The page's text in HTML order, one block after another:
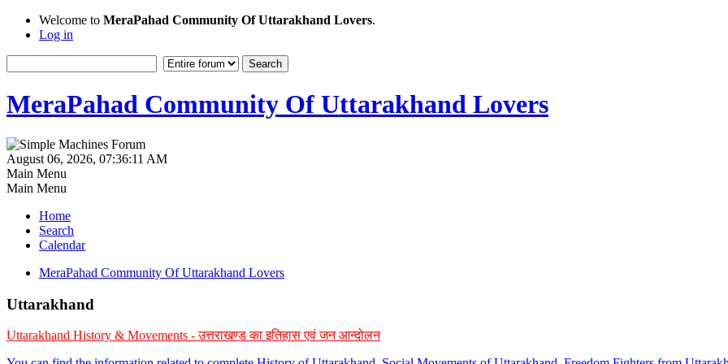
Welcome to MeraPahad Community Of Uttarakhand Lovers.
Log in
MeraPahad Community Of Uttarakhand Lovers
August 06, 2026, 07:36:11 AM
Main Menu
Main Menu
Home
Search
Calendar
MeraPahad Community Of Uttarakhand Lovers
Uttarakhand
Uttarakhand History & Movements - उत्तराखण्ड का इतिहास एवं जन आन्दोलन